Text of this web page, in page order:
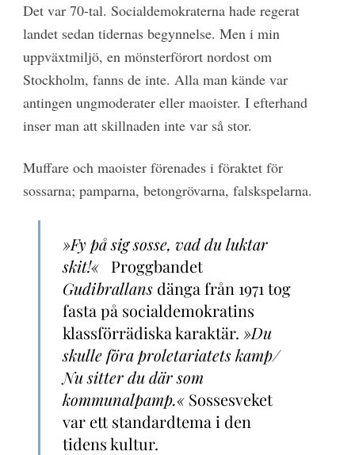
Det var 70-tal. Socialdemokraterna hade regerat
landet sedan tidernas begynnelse. Men i min
uppväxtmiljö, en mönsterförort nordost om
Stockholm, fanns de inte. Alla man kände var
antingen ungmoderater eller maoister. I efterhand
inser man att skillnaden inte var så stor.
Muffare och maoister förenades i föraktet för
sossarna; pamparna, betongrövarna, falskspelarna.
»Fy på sig sosse, vad du luktar
skit!« Proggbandet
Gudibrallans dänga från 1971 tog
fasta på socialdemokratins
klassförrädiska karaktär. »Du
skulle föra proletariatets kamp/
Nu sitter du där som
kommunalpamp.« Sossesveket
var ett standardtema i den
tidens kultur.